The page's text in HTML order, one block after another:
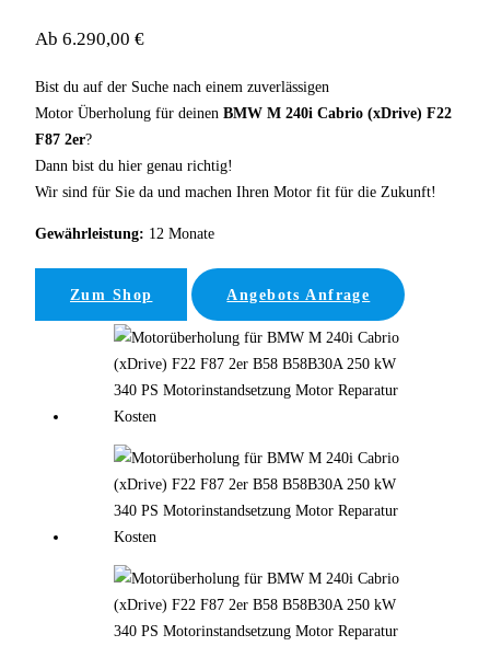
Ab 6.290,00 €
Bist du auf der Suche nach einem zuverlässigen
Motor Überholung für deinen BMW M 240i Cabrio (xDrive) F22
F87 2er?
Dann bist du hier genau richtig!
Wir sind für Sie da und machen Ihren Motor fit für die Zukunft!
Gewährleistung: 12 Monate
Zum Shop Angebots Anfrage